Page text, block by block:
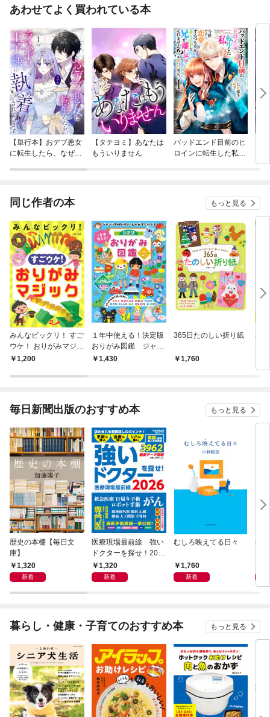
あわせてよく買われている本
【単行本】おデブ悪女
に転生したら、なぜか
【タテヨミ】あなたは
もういりません
バッドエンド目前のヒ
ロインに転生した私、
同じ作者の本 もっと見る
みんなビックリ！ すご
ウケ！ おりがみマジッ
ク1,200
１年中使える！決定版
おりがみ図鑑 ジャン
ル別・作りたいものが
1,430
365日たのしい折り紙
1,760
春
毎日新聞出版のおすすめ本 もっと見る
歴史の本棚【毎日文
庫】
1,320
新着
医療現場最前線 強い
ドクターを探せ！202
6 1,320
新着
むしろ映えてる日々
1,760
新着
書
暮らし・健康・子育てのおすすめ本 もっと見る